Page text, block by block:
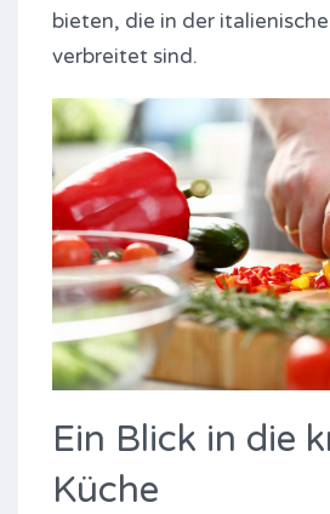
bieten, die in der
verbreitet sind.
Ein Blick in die
Küche